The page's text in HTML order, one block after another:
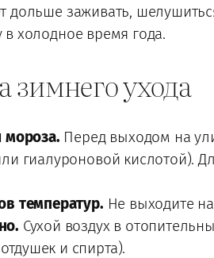
дольше заживать,
холодное время года.
зимнего ухода
мороза. Перед выходом на
гиалуроновой кислотой).
температур. Не выходите
Сухой воздух в
и спирта).